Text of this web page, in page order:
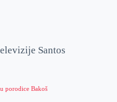
Santos
porodice Bakoš